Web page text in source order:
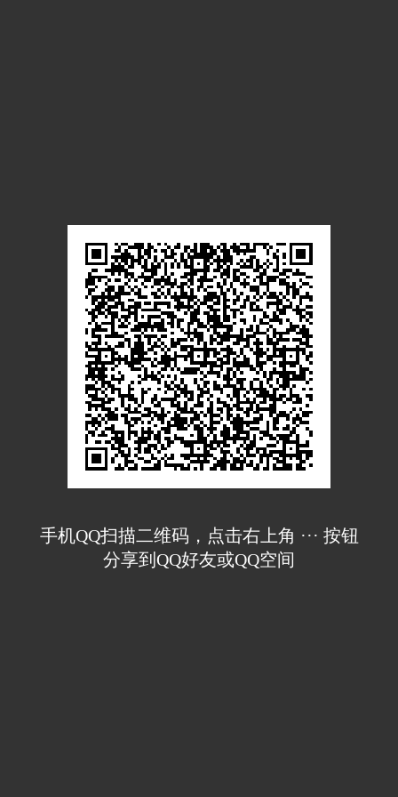
手机QQ扫描二维码，点击右上角 ··· 按钮
分享到QQ好友或QQ空间